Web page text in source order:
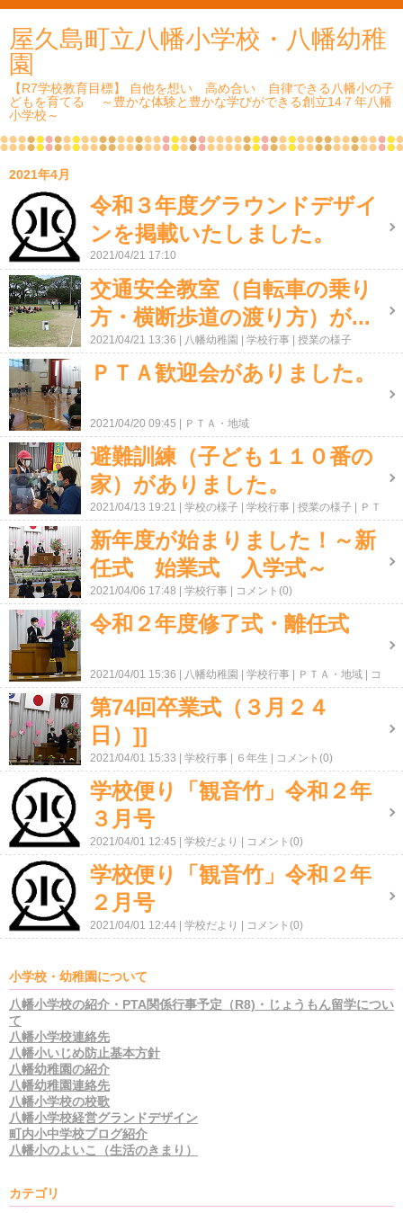
屋久島町立八幡小学校・八幡幼稚
園
【R7学校教育目標】 自他を想い 高め合い 自律できる八幡小の子
どもを育てる ～豊かな体験と豊かな学びができる創立14７年八幡
小学校～
2021年4月
令和３年度グラウンドデザイ
ンを掲載いたしました。
2021/04/21 17:10
交通安全教室（自転車の乗り
方・横断歩道の渡り方）が...
2021/04/21 13:36 八幡幼稚園 学校行事 授業の様子
ＰＴＡ歓迎会がありました。
2021/04/20 09:45 ＰＴＡ・地域
避難訓練（子ども１１０番の
家）がありました。
2021/04/13 19:21 学校の様子 学校行事 授業の様子
ＰＴ
Ａ・地域
新年度が始まりました！～新
任式 始業式 入学式～
2021/04/06 17:48 学校行事 コメント(0)
令和２年度修了式・離任式
2021/04/01 15:36 八幡幼稚園 学校行事 ＰＴＡ・地域
コ
メント(0)
第74回卒業式（３月２４
日）]]
2021/04/01 15:33 学校行事 ６年生 コメント(0)
学校便り「観音竹」令和２年
３月号
2021/04/01 12:45 学校だより コメント(0)
学校便り「観音竹」令和２年
２月号
2021/04/01 12:44 学校だより コメント(0)
小学校・幼稚園について
八幡小学校の紹介・PTA関係行事予定（R8)・じょうもん留学につい
て
八幡小学校連絡先
八幡小いじめ防止基本方針
八幡幼稚園の紹介
八幡幼稚園連絡先
八幡小学校の校歌
八幡小学校経営グランドデザイン
町内小中学校ブログ紹介
八幡小のよいこ（生活のきまり）
カテゴリ